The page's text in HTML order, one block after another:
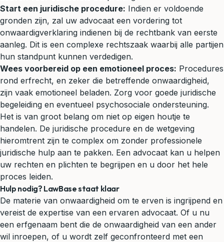
Start een juridische procedure: Indien er voldoende
gronden zijn, zal uw advocaat een vordering tot
onwaardigverklaring indienen bij de rechtbank van eerste
aanleg. Dit is een complexe rechtszaak waarbij alle partijen
hun standpunt kunnen verdedigen.
Wees voorbereid op een emotioneel proces: Procedures
rond erfrecht, en zeker die betreffende onwaardigheid,
zijn vaak emotioneel beladen. Zorg voor goede juridische
begeleiding en eventueel psychosociale ondersteuning.
Het is van groot belang om niet op eigen houtje te
handelen. De juridische procedure en de wetgeving
hieromtrent zijn te complex om zonder professionele
juridische hulp aan te pakken. Een advocaat kan u helpen
uw rechten en plichten te begrijpen en u door het hele
proces leiden.
Hulp nodig? LawBase staat klaar
De materie van onwaardigheid om te erven is ingrijpend en
vereist de expertise van een ervaren advocaat. Of u nu
een erfgenaam bent die de onwaardigheid van een ander
wil inroepen, of u wordt zelf geconfronteerd met een